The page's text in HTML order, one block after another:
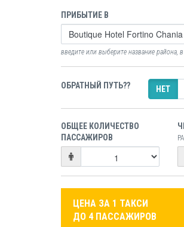
ПРИБЫТИЕ В
введите или выберите название района,
ОБРАТНЫЙ ПУТЬ?? НЕТ
ОБЩЕЕ КОЛИЧЕСТВО
ПАССАЖИРОВ
ЦЕНА ЗА 1 ТАКСИ
ДО 4 ПАССАЖИРОВ